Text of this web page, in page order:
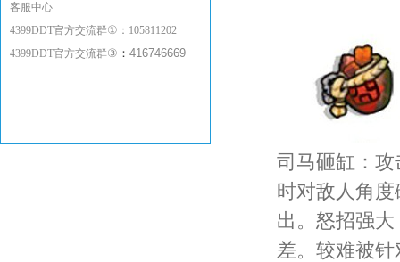
客服中心
4399DDT官方交流群① ： 105811202
4399DDT官方交流群③ ： 416746669
司马砸缸：
时对敌人角
出。怒招强
差。较难被针